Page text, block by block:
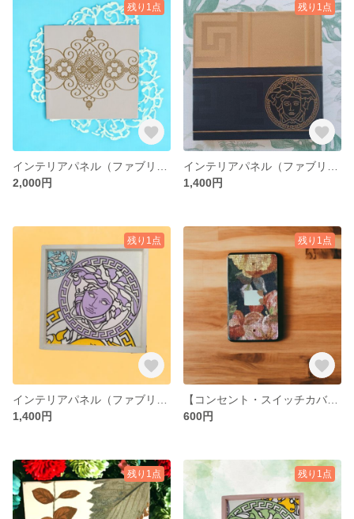
残り1点
2,000円
残り1点
1,400円
残り1点
1,400円
残り1点
【コンセント・スイッチカバー】 輸入壁紙使用 ハンドメイド デコレーション
600円
残り1点 残り1点